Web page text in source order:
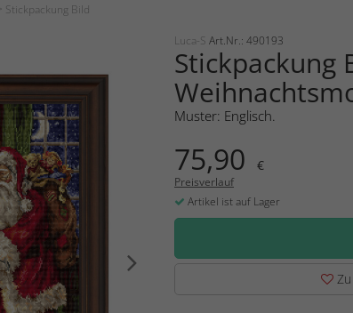
> Stickpackung Bild
Luca-S Art.Nr.: 490193
Stickpackung
Muster: Englisch.
75,90 €
Preisverlauf
Artikel ist auf Lager